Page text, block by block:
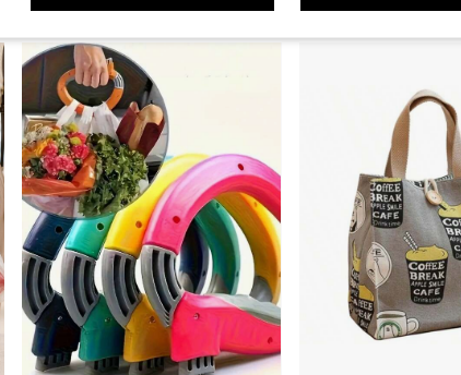
Envío Rápido Envío Rápido